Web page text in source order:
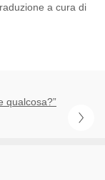
a cura di
qualcosa?”